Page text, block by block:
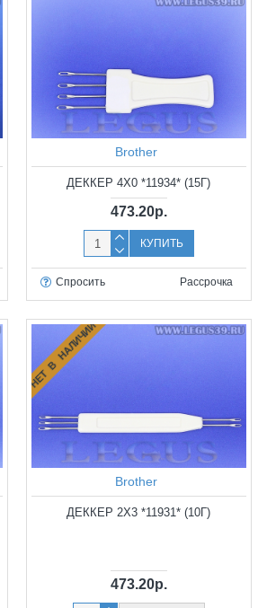
Brother
ДЕККЕР 4X0 *11934* (15Г)
473.20р.
КУПИТЬ
Спросить Рассрочка
НЕТ В НАЛИЧИИ
Brother
ДЕККЕР 2X3 *11931* (10Г)
473.20р.